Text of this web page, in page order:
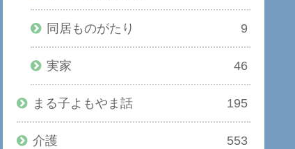
同居ものがたり 9
実家 46
まる子よもやま話 195
介護 553